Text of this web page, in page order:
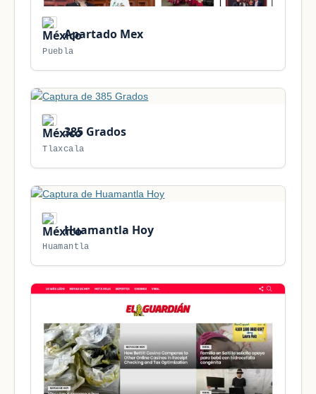
Apartado Mex
Puebla
385 Grados
Tlaxcala
Huamantla Hoy
Huamantla